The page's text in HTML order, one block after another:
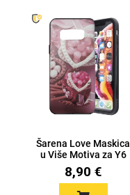
Šarena Love Maskica
u Više Motiva za Y6
(2019)
8,90 €
Doodles
Monogrami